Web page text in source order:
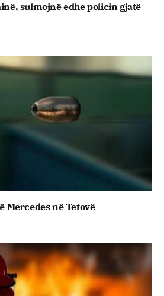
sulmojnë edhe policin gjatë
Mercedes në Tetovë